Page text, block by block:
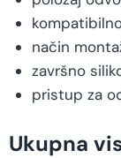
način
završno
pristup za
Ukupna